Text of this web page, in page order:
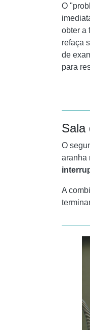
O
obter a
refaça
de
para
Sala
O
aranha
A